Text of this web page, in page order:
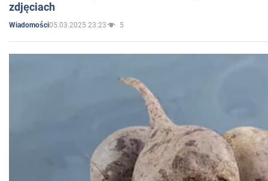
zdjęciach
Wiadomości05.03.2025 23:23 5